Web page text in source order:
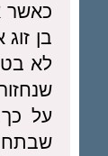
כאשר
בן
לא
על